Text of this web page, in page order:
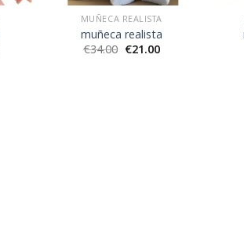
MUÑECA REALISTA
muñeca realista
€34.00 €21.00